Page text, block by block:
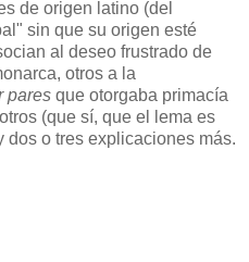
de origen latino (del
sin que su origen esté
al deseo frustrado de
otros a la
pares que otorgaba primacía
(que sí, que el lema es
dos o tres explicaciones más.